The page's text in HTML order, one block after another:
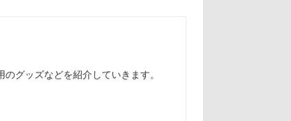
グッズなどを紹介していきます。